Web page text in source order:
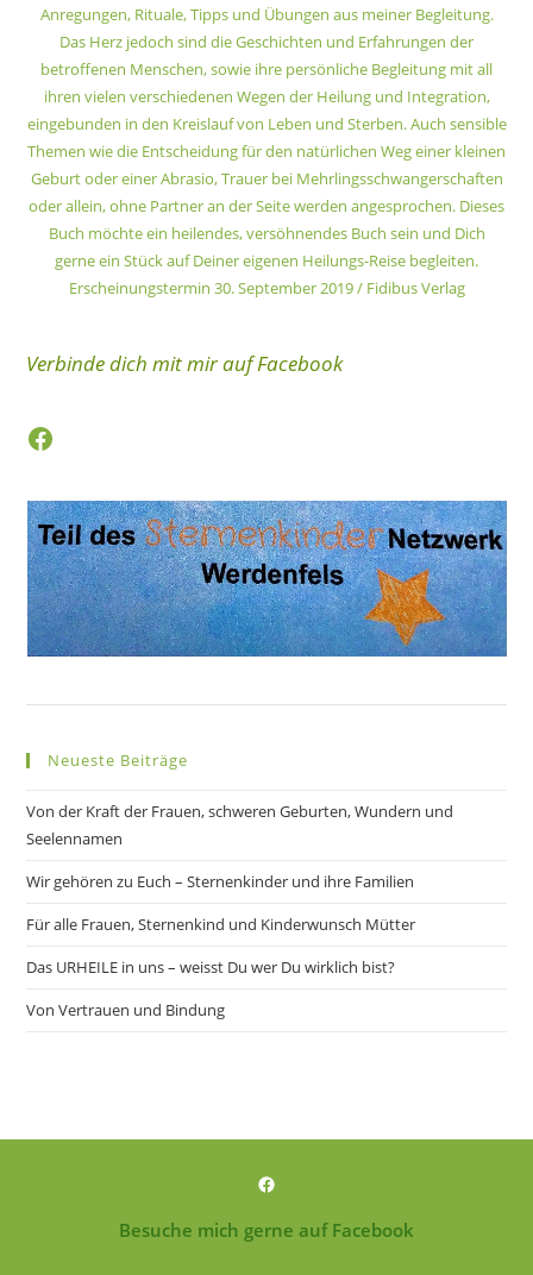
Anregungen, Rituale, Tipps und Übungen aus meiner Begleitung.
Das Herz jedoch sind die Geschichten und Erfahrungen der
betroffenen Menschen, sowie ihre persönliche Begleitung mit all
ihren vielen verschiedenen Wegen der Heilung und Integration,
eingebunden in den Kreislauf von Leben und Sterben. Auch sensible
Themen wie die Entscheidung für den natürlichen Weg einer kleinen
Geburt oder einer Abrasio, Trauer bei Mehrlingsschwangerschaften
oder allein, ohne Partner an der Seite werden angesprochen. Dieses
Buch möchte ein heilendes, versöhnendes Buch sein und Dich
gerne ein Stück auf Deiner eigenen Heilungs-Reise begleiten.
Erscheinungstermin 30. September 2019 / Fidibus Verlag
Verbinde dich mit mir auf Facebook
Facebook
Neueste Beiträge
Von der Kraft der Frauen, schweren Geburten, Wundern und
Seelennamen
Wir gehören zu Euch – Sternenkinder und ihre Familien
Für alle Frauen, Sternenkind und Kinderwunsch Mütter
Das URHEILE in uns – weisst Du wer Du wirklich bist?
Von Vertrauen und Bindung
Facebook
Besuche mich gerne auf Facebook